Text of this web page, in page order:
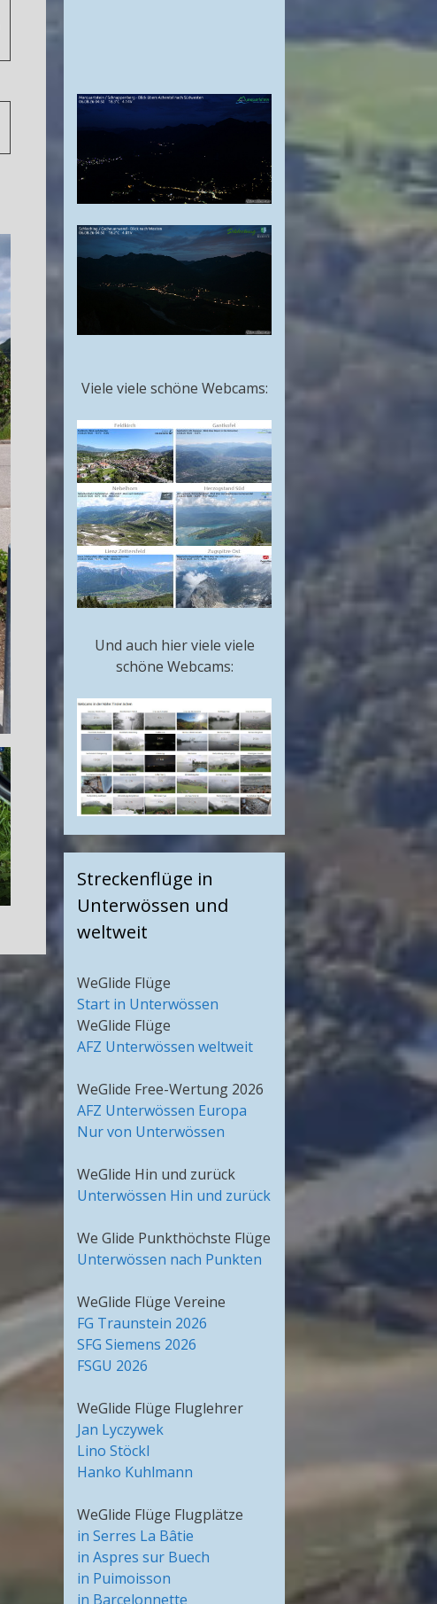
Viele viele schöne Webcams:
Und auch hier viele viele
schöne Webcams:
Streckenflüge in
Unterwössen und
weltweit
WeGlide Flüge
Start in Unterwössen
WeGlide Flüge
AFZ Unterwössen weltweit
WeGlide Free-Wertung 2026
AFZ Unterwössen Europa
Nur von Unterwössen
WeGlide Hin und zurück
Unterwössen Hin und zurück
We Glide Punkthöchste Flüge
Unterwössen nach Punkten
WeGlide Flüge Vereine
FG Traunstein 2026
SFG Siemens 2026
FSGU 2026
WeGlide Flüge Fluglehrer
Jan Lyczywek
Lino Stöckl
Hanko Kuhlmann
WeGlide Flüge Flugplätze
in Serres La Bâtie
in Aspres sur Buech
in Puimoisson
in Barcelonnette